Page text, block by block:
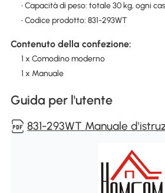
• Capacità di peso: totale 30 kg, ogni
• Codice prodotto: 831-293WT
Contenuto della confezione:
1 x Comodino moderno
1 x Manuale
Guida per l'utente
831-293WT Manuale